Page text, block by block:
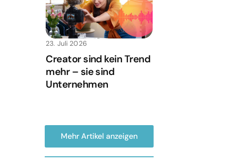
Creator sind kein Trend
mehr – sie sind
Unternehmen
23. Juli 2026
Mehr Artikel anzeigen